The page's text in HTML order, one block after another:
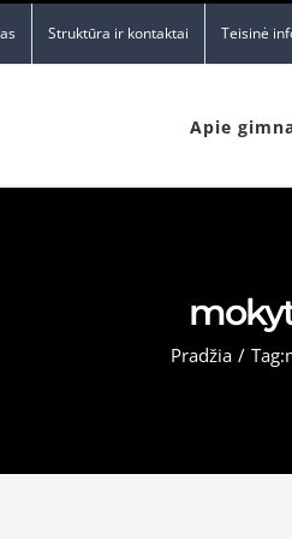
Struktūra ir kontaktai Teisinė
Apie
Pradžia / Tag: